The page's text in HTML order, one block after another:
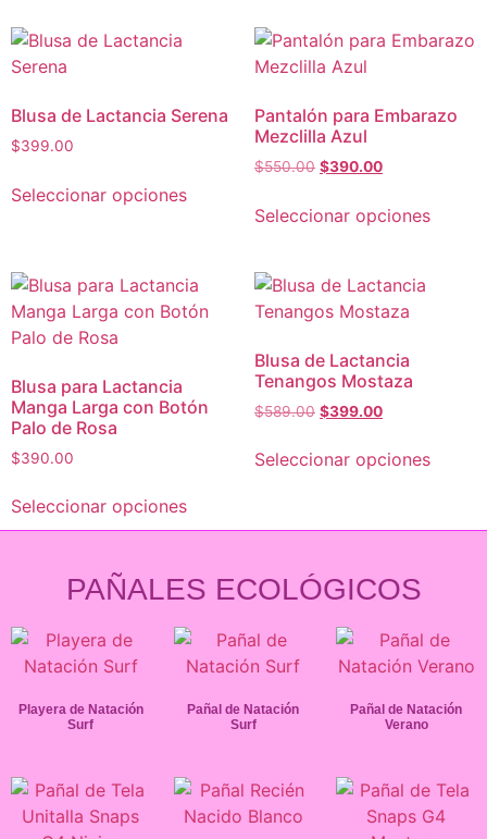
Blusa de Lactancia Serena
$399.00
Seleccionar opciones
Pantalón para Embarazo
Mezclilla Azul
$550.00 $390.00
Seleccionar opciones
Blusa para Lactancia
Manga Larga con Botón
Palo de Rosa
$390.00
Seleccionar opciones
Blusa de Lactancia
Tenangos Mostaza
$589.00 $399.00
Seleccionar opciones
PAÑALES ECOLÓGICOS
Playera de Natación
Surf
Pañal de Natación
Surf
Pañal de Natación
Verano